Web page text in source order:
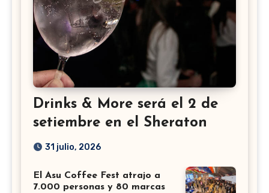
Drinks & More será el 2 de
setiembre en el Sheraton
31 julio, 2026
El Asu Coffee Fest atrajo a
7.000 personas y 80 marcas